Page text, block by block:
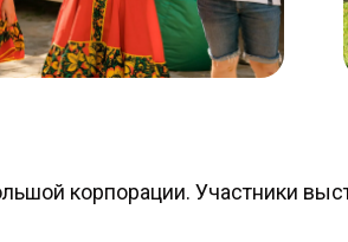
корпорации. Участники